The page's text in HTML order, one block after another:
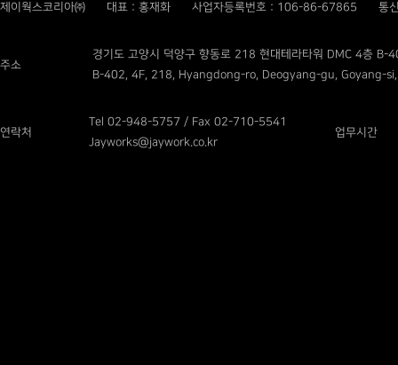
제이웍스코리아㈜ 대표 : 홍재화 사업자등록번호 : 106-86-67865 통
주소
경기도 고양시 덕양구 향동로 218 현대테라타워 DMC 4층 B-
B-402, 4F, 218, Hyangdong-ro, Deogyang-gu, Goyang-
연락처
Tel 02-948-5757 / Fax 02-710-5541
Jayworks@jaywork.co.kr
업무시간